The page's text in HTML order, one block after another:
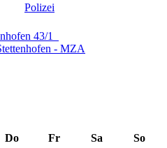
Polizei
Do Fr Sa
So